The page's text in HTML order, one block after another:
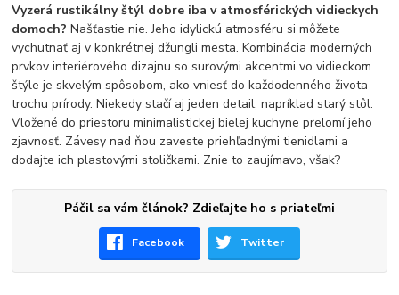
Vyzerá rustikálny štýl dobre iba v atmosférických vidieckych
domoch?Našťastie nie. Jeho idylickú atmosféru si môžete
vychutnať aj v konkrétnej džungli mesta. Kombinácia moderných
prvkov interiérového dizajnu so surovými akcentmi vo vidieckom
štýle je skvelým spôsobom, ako vniesť do každodenného života
trochu prírody. Niekedy stačí aj jeden detail, napríklad starý stôl.
Vložené do priestoru minimalistickej bielej kuchyne prelomí jeho
zjavnosť. Závesy nad ňou zaveste priehľadnými tienidlami a
dodajte ich plastovými stoličkami. Znie to zaujímavo, však?
Páčil sa vám článok? Zdieľajte ho s priateľmi
Facebook Twitter